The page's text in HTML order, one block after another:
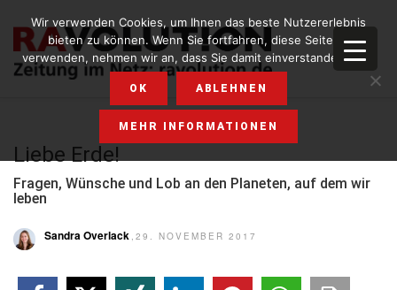
Liebe Erde!
Fragen, Wünsche und Lob an den Planeten, auf dem wir
leben
Sandra Overlack ,29. NOVEMBER 2017
Wir verwenden Cookies, um Ihnen das beste Nutzererlebnis
bieten zu können. Wenn Sie fortfahren, diese Seite zu
verwenden, nehmen wir an, dass Sie damit einverstanden sind.
OK ABLEHNEN
MEHR INFORMATIONEN